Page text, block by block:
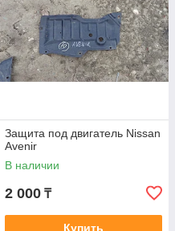
Защита под двигатель Nissan
Avenir
В наличии
2 000 ₸
Купить